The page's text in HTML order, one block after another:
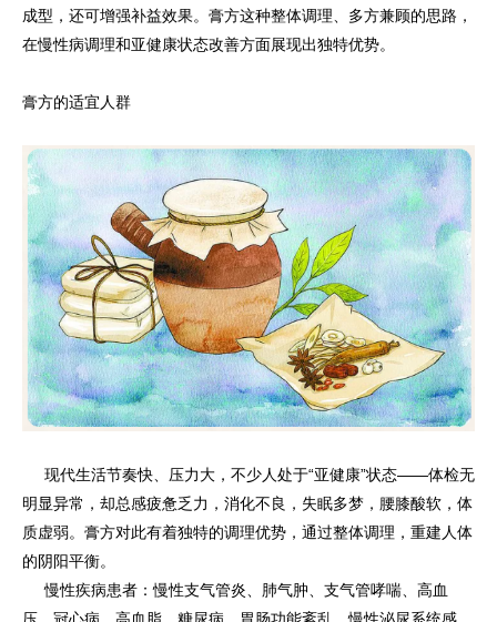
成型，还可增强补益效果。膏方这种整体调理、多方兼顾的思路，
在慢性病调理和亚健康状态改善方面展现出独特优势。
膏方的适宜人群
现代生活节奏快、压力大，不少人处于“亚健康”状态——体检无
明显异常，却总感疲惫乏力，消化不良，失眠多梦，腰膝酸软，体
质虚弱。膏方对此有着独特的调理优势，通过整体调理，重建人体
的阴阳平衡。
慢性疾病患者：慢性支气管炎、肺气肿、支气管哮喘、高血
压、冠心病、高血脂、糖尿病、胃肠功能紊乱、慢性泌尿系统感